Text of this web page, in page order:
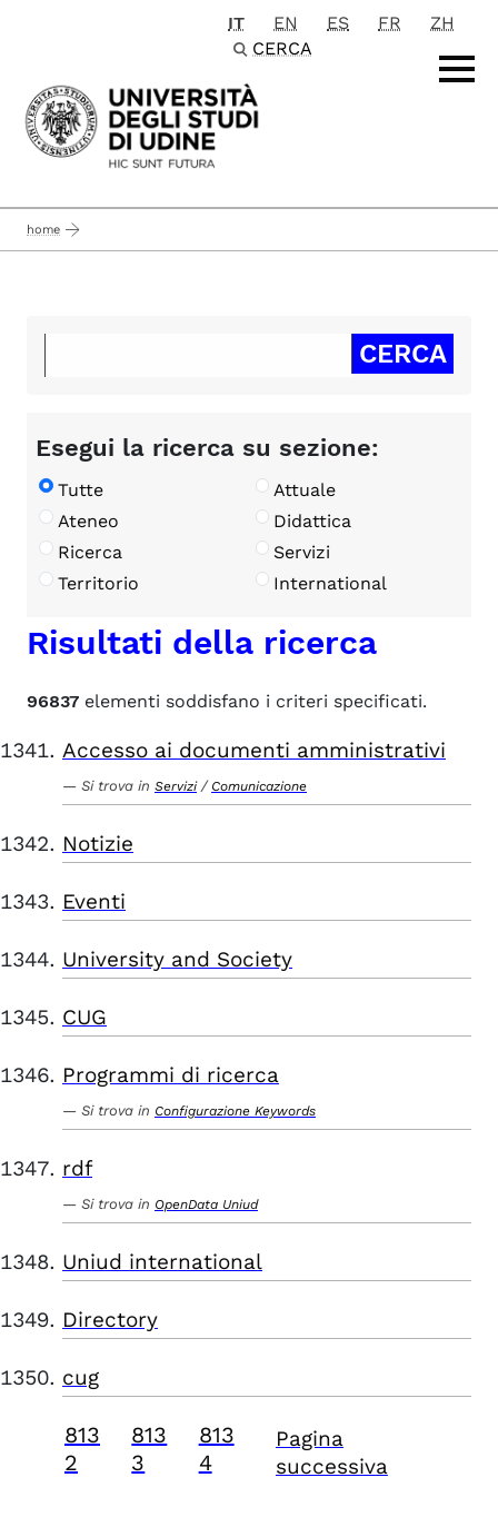
Passa al contenuto principale
IT EN ES FR
ZH
CERCA
home
Esegui la ricerca su sezione:
Tutte
Attuale
Ateneo
Didattica
Ricerca
Servizi
Territorio
International
Risultati della ricerca
96837 elementi soddisfano i criteri specificati.
Accesso ai documenti amministrativi
Si trova in Servizi / Comunicazione
Notizie
Eventi
University and Society
CUG
Programmi di ricerca
Si trova in Configurazione Keywords
rdf
Si trova in OpenData Uniud
Uniud international
Directory
cug
813
2
813
3
813
4
Pagina
successiva